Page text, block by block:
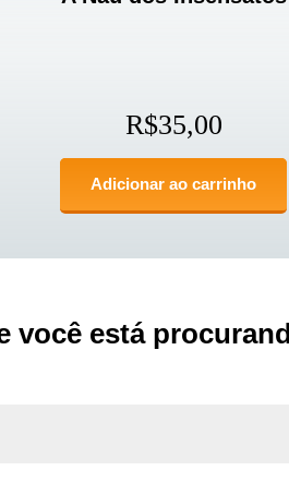
R$35,00
Adicionar ao carrinho
você está